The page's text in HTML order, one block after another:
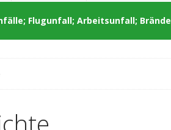
Flugunfall; Arbeitsunfall; Brände